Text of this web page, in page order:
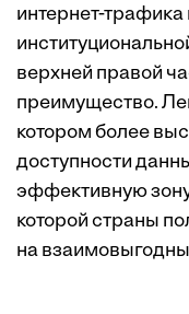
интернет-
верхней правой
преимущество.
котором более
доступности
эффективную зону
которой страны
на